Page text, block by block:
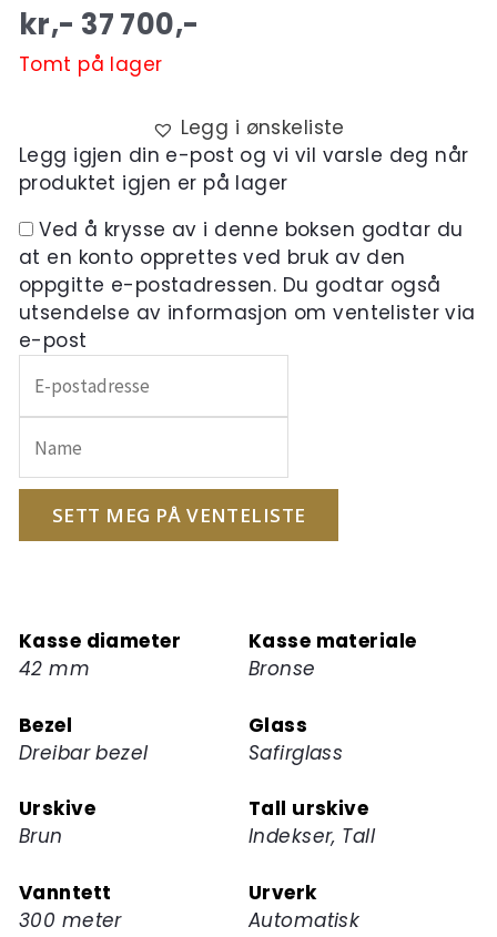
kr,- 37 700,-
Tomt på lager
Legg i ønskeliste
Legg igjen din e-post og vi vil varsle deg når
produktet igjen er på lager
Ved å krysse av i denne boksen godtar du
at en konto opprettes ved bruk av den
oppgitte e-postadressen. Du godtar også
utsendelse av informasjon om ventelister via
e-post
inn
e-
postadressen
din
ventelisten
for
produktet
SETT MEG PÅ VENTELISTE
Kasse diameter
42 mm
Kasse materiale
Bronse
Bezel
Dreibar bezel
Glass
Safirglass
Urskive
Brun
Tall urskive
Indekser, Tall
Vanntett
300 meter
Urverk
Automatisk